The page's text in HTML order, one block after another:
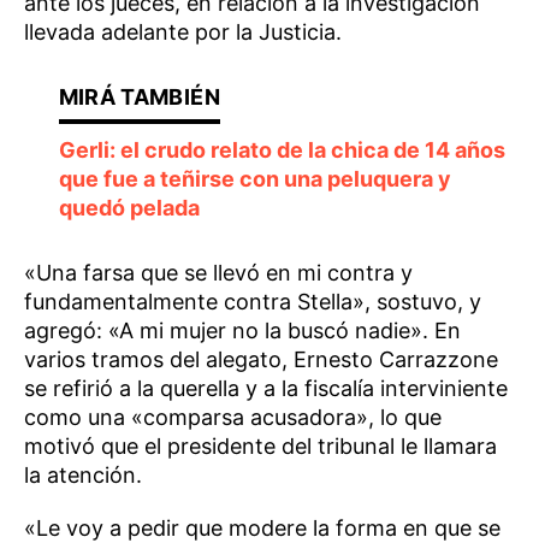
llevada adelante por la Justicia.
Gerli: el crudo relato de la chica de 14 años
que fue a teñirse con una peluquera y
quedó pelada
«Una farsa que se llevó en mi contra y
fundamentalmente contra Stella», sostuvo, y
agregó: «A mi mujer no la buscó nadie». En
varios tramos del alegato, Ernesto Carrazzone
se refirió a la querella y a la fiscalía interviniente
como una «comparsa acusadora», lo que
motivó que el presidente del tribunal le llamara
la atención.
«Le voy a pedir que modere la forma en que se